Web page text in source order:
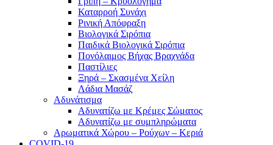
Καταρροή Συνάχι
Ρινική Απόφραξη
Βιολογικά Σιρόπια
Παιδικά Βιολογικά Σιρόπια
Πονόλαιμος Βήχας Βραχνάδα
Παστίλιες
Ξηρά – Σκασμένα Χείλη
Λάδια Μασάζ
Αδυνάτισμα
Αδυνατίζω με Κρέμες Σώματος
Αδυνατίζω με συμπληρώματα
Αρωματικά Χώρου – Ρούχων – Κεριά